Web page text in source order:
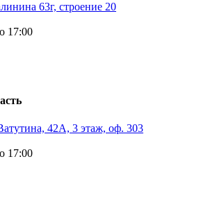
63г, строение 20
17:00
42А, 3 этаж, оф. 303
17:00